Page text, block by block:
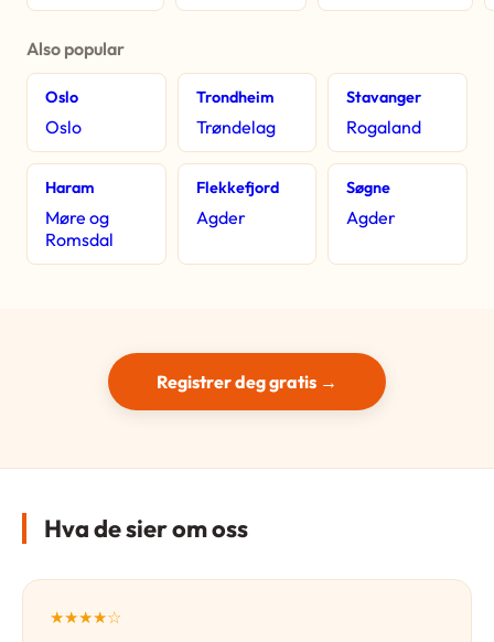
Also popular
Oslo
Oslo
Trondheim
Trøndelag
Stavanger
Rogaland
Haram
Møre og
Romsdal
Flekkefjord
Agder
Søgne
Agder
Registrer deg gratis →
Hva de sier om oss
★★★★☆